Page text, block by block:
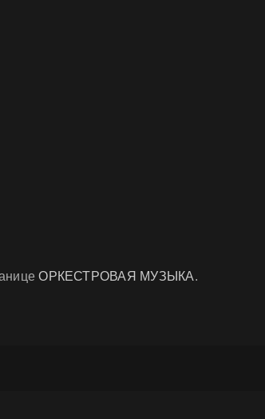
ОРКЕСТРОВАЯ МУЗЫКА.